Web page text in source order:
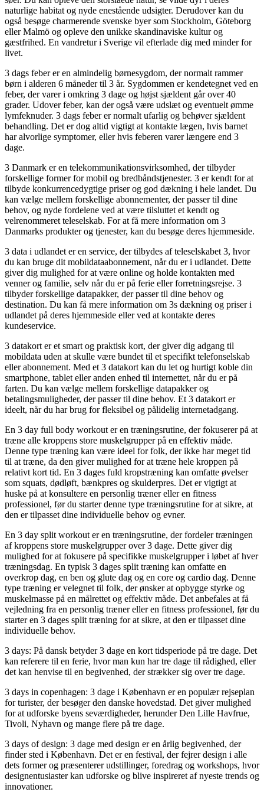
naturlige habitat og nyde enestående udsigter. Derudover kan du
også besøge charmerende svenske byer som Stockholm, Göteborg
eller Malmö og opleve den unikke skandinaviske kultur og
gæstfrihed. En vandretur i Sverige vil efterlade dig med minder for
livet.
3 dags feber er en almindelig børnesygdom, der normalt rammer
børn i alderen 6 måneder til 3 år. Sygdommen er kendetegnet ved en
feber, der varer i omkring 3 dage og højst sjældent går over 40
grader. Udover feber, kan der også være udslæt og eventuelt ømme
lymfeknuder. 3 dags feber er normalt ufarlig og behøver sjældent
behandling. Det er dog altid vigtigt at kontakte lægen, hvis barnet
har alvorlige symptomer, eller hvis feberen varer længere end 3
dage.
3 Danmark er en telekommunikationsvirksomhed, der tilbyder
forskellige former for mobil og bredbåndstjenester. 3 er kendt for at
tilbyde konkurrencedygtige priser og god dækning i hele landet. Du
kan vælge mellem forskellige abonnementer, der passer til dine
behov, og nyde fordelene ved at være tilsluttet et kendt og
velrenommeret teleselskab. For at få mere information om 3
Danmarks produkter og tjenester, kan du besøge deres hjemmeside.
3 data i udlandet er en service, der tilbydes af teleselskabet 3, hvor
du kan bruge dit mobildataabonnement, når du er i udlandet. Dette
giver dig mulighed for at være online og holde kontakten med
venner og familie, selv når du er på ferie eller forretningsrejse. 3
tilbyder forskellige datapakker, der passer til dine behov og
destination. Du kan få mere information om 3s dækning og priser i
udlandet på deres hjemmeside eller ved at kontakte deres
kundeservice.
3 datakort er et smart og praktisk kort, der giver dig adgang til
mobildata uden at skulle være bundet til et specifikt telefonselskab
eller abonnement. Med et 3 datakort kan du let og hurtigt koble din
smartphone, tablet eller anden enhed til internettet, når du er på
farten. Du kan vælge mellem forskellige datapakker og
betalingsmuligheder, der passer til dine behov. Et 3 datakort er
ideelt, når du har brug for fleksibel og pålidelig internetadgang.
En 3 day full body workout er en træningsrutine, der fokuserer på at
træne alle kroppens store muskelgrupper på en effektiv måde.
Denne type træning kan være ideel for folk, der ikke har meget tid
til at træne, da den giver mulighed for at træne hele kroppen på
relativt kort tid. En 3 dages fuld kropstræning kan omfatte øvelser
som squats, dødløft, bænkpres og skulderpres. Det er vigtigt at
huske på at konsultere en personlig træner eller en fitness
professionel, før du starter denne type træningsrutine for at sikre, at
den er tilpasset dine individuelle behov og evner.
En 3 day split workout er en træningsrutine, der fordeler træningen
af kroppens store muskelgrupper over 3 dage. Dette giver dig
mulighed for at fokusere på specifikke muskelgrupper i løbet af hver
træningsdag. En typisk 3 dages split træning kan omfatte en
overkrop dag, en ben og glute dag og en core og cardio dag. Denne
type træning er velegnet til folk, der ønsker at opbygge styrke og
muskelmasse på en målrettet og effektiv måde. Det anbefales at få
vejledning fra en personlig træner eller en fitness professionel, før du
starter en 3 dages split træning for at sikre, at den er tilpasset dine
individuelle behov.
3 days: På dansk betyder 3 dage en kort tidsperiode på tre dage. Det
kan referere til en ferie, hvor man kun har tre dage til rådighed, eller
det kan henvise til en begivenhed, der strækker sig over tre dage.
3 days in copenhagen: 3 dage i København er en populær rejseplan
for turister, der besøger den danske hovedstad. Det giver mulighed
for at udforske byens seværdigheder, herunder Den Lille Havfrue,
Tivoli, Nyhavn og mange flere på tre dage.
3 days of design: 3 dage med design er en årlig begivenhed, der
finder sted i København. Det er en festival, der fejrer design i alle
dets former og præsenterer udstillinger, foredrag og workshops, hvor
designentusiaster kan udforske og blive inspireret af nyeste trends og
innovationer.